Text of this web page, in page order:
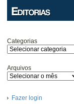
Categorias
Arquivos
Fazer login